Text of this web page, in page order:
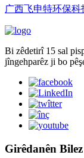
广西飞申特环保科
Bi zêdetirî 15 sal
jîngehparêz ji bo
Girêdanên Bilez